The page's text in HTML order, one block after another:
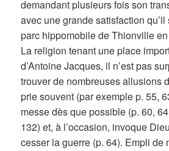
demandant plusieurs fois son
avec une grande satisfaction
parc hippomobile de Thionville
La religion tenant une place
d’Antoine Jacques, il n’est pas
trouver de nombreuses allusions
prie souvent (par exemple p. 55,
messe dès que possible (p. 60,
132) et, à l’occasion, invoque
cesser la guerre (p. 64). Empli de